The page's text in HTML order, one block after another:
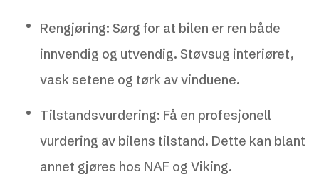
Rengjøring: Sørg for at bilen er ren både
innvendig og utvendig. Støvsug interiøret,
vask setene og tørk av vinduene.
Tilstandsvurdering: Få en profesjonell
vurdering av bilens tilstand. Dette kan blant
annet gjøres hos NAF og Viking.